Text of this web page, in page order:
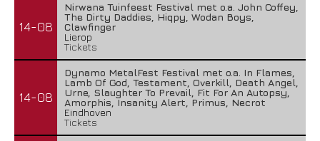
14-08
Nirwana Tuinfeest Festival met o.a. John Coffey,
The Dirty Daddies, Hiqpy, Wodan Boys,
Clawfinger
Lierop
Tickets
14-08
Dynamo MetalFest Festival met o.a. In Flames,
Lamb Of God, Testament, Overkill, Death Angel,
Urne, Slaughter To Prevail, Fit For An Autopsy,
Amorphis, Insanity Alert, Primus, Necrot
Eindhoven
Tickets